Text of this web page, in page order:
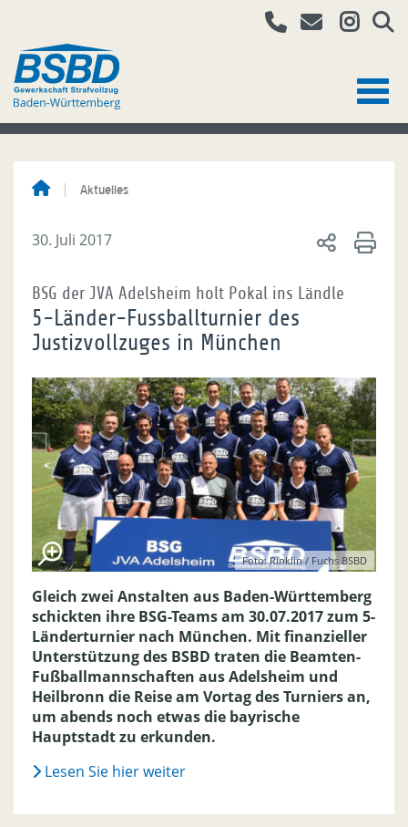
Aktuelles
30. Juli 2017
BSG der JVA Adelsheim holt Pokal ins Ländle
5-Länder-Fussballturnier des
Justizvollzuges in München
Foto: Rinklin / Fuchs BSBD
Gleich zwei Anstalten aus Baden-Württemberg
schickten ihre BSG-Teams am 30.07.2017 zum 5-
Länderturnier nach München. Mit finanzieller
Unterstützung des BSBD traten die Beamten-
Fußballmannschaften aus Adelsheim und
Heilbronn die Reise am Vortag des Turniers an,
um abends noch etwas die bayrische
Hauptstadt zu erkunden.
Lesen Sie hier weiter